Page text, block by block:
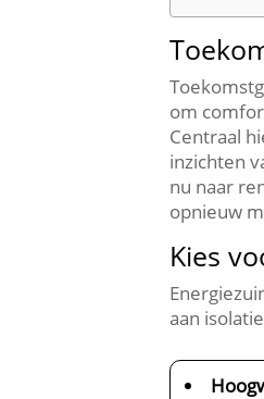
om
Centraal
inzichten
nu naar
opnieuw
Kies
aan